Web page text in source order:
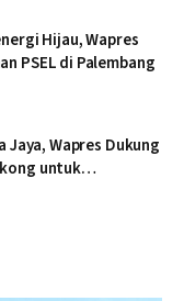
Hijau, Wapres
PSEL di Palembang
Jaya, Wapres Dukung
untuk